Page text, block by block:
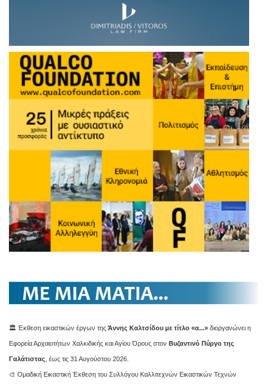
🏛️ Έκθεση εικαστικών έργων της Άννης Καλτσίδου με τίτλο «α...» διοργανώνει η
Εφορεία Αρχαιοτήτων Χαλκιδικής και Αγίου Όρους στον Βυζαντινό Πύργο της
Γαλάτιστας , έως τις 31 Αυγούστου 2026.
🎨 Ομαδική Εικαστική Έκθεση του Συλλόγου Καλλιτεχνών Εικαστικών Τεχνών